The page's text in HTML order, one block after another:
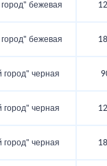
бежевая
бежевая
город" черная
город" черная
город" черная